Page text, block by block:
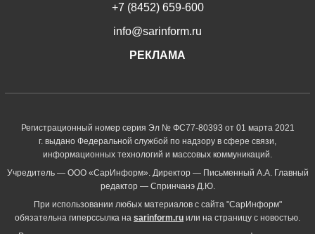
+7 (8452) 659-600
info@sarinform.ru
РЕКЛАМА
Регистрационный номер серия Эл № ФС77-80393 от 01 марта 2021
г. выдано Федеральной службой по надзору в сфере связи,
информационных технологий и массовых коммуникаций.
Учредитель — ООО «СарИнформ». Директор — Письменный А.А. Главный
редактор — Спринчанэ Д.Ю.
При использовании любых материалов с сайта "СарИнформ"
обязательна гиперссылка на sarinform.ru или на страницу с новостью.